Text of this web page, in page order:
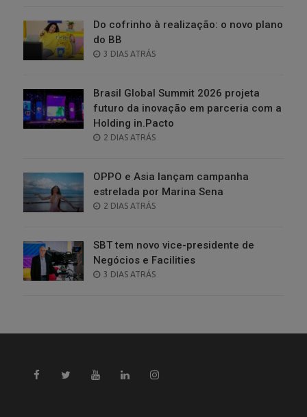
Do cofrinho à realização: o novo plano
do BB
POSTED
3 DIAS ATRÁS
Brasil Global Summit 2026 projeta
futuro da inovação em parceria com a
Holding in.Pacto
POSTED
2 DIAS ATRÁS
OPPO e Asia lançam campanha
estrelada por Marina Sena
POSTED
2 DIAS ATRÁS
SBT tem novo vice-presidente de
Negócios e Facilities
POSTED
3 DIAS ATRÁS